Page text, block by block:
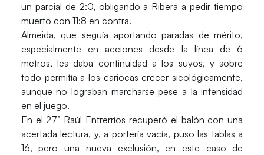
un parcial de 2:0, obligando a Ribera a pedir tiempo
muerto con 11:8 en contra.
Almeida, que seguía aportando paradas de mérito,
especialmente en acciones desde la línea de 6
metros, les daba continuidad a los suyos, y sobre
todo permitía a los cariocas crecer sicológicamente,
aunque no lograban marcharse pese a la intensidad
en el juego.
En el 27’ Raúl Entrerríos recuperó el balón con una
acertada lectura, y, a portería vacía, puso las tablas a
16, pero una nueva exclusión, en este caso de